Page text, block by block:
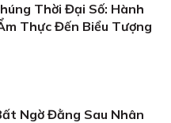
Thời Đại Số: Hành
Thực Đến Biểu Tượng
Ngờ Đằng Sau Nhân